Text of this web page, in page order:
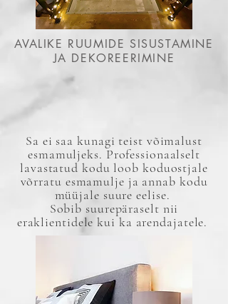
AVALIKE RUUMIDE SISUSTAMINE
JA DEKOREERIMINE
Sa ei saa kunagi teist võimalust
esmamuljeks. Professionaalselt
lavastatud kodu loob koduostjale
võrratu esmamulje ja annab kodu
müüjale suure eelise.
Sobib suurepäraselt nii
eraklientidele kui ka arendajatele.